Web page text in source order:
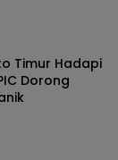
Timur Hadapi
Dorong